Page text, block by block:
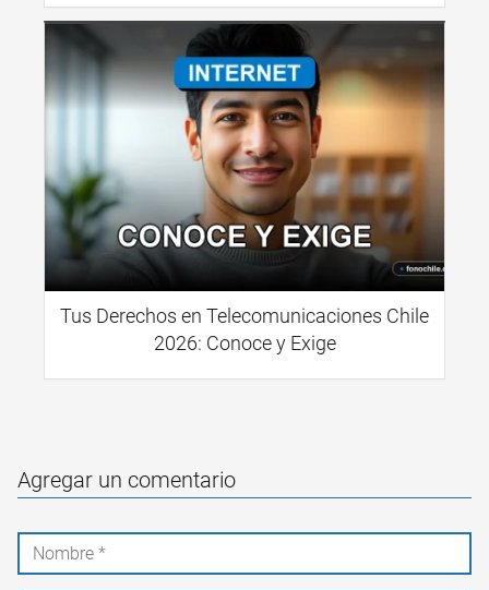
Tus Derechos en Telecomunicaciones Chile
2026: Conoce y Exige
Agregar un comentario